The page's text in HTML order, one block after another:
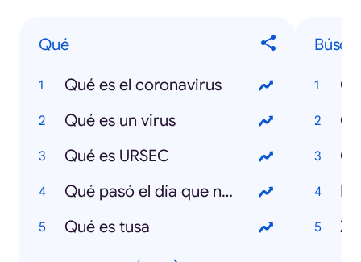
Qué
Qué es el coronavirus
Qué es un virus
Qué es URSEC
Qué pasó el día que nací
Qué es tusa